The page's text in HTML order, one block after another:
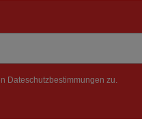
Dateschutzbestimmungen zu.